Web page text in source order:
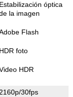
Estabilización óptica
la imagen
Flash
HDR foto
HDR
2160p/30fps